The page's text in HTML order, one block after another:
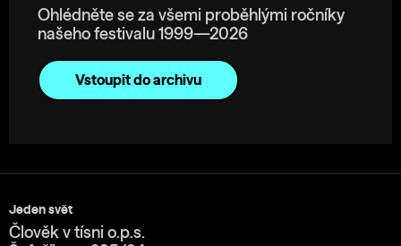
Ohlédněte se za všemi proběhlými ročníky
našeho festivalu 1999—2026
Vstoupit do archivu
Jeden svět
Člověk v tísni o.p.s.